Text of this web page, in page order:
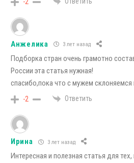
Анжелика 3 лет назад
Подборка стран очень грамотно
России эта статья нужная!
спасибо,пока что с мужем склоняемся
-2 Ответить
Ирина 3 лет назад
Интересная и полезная статья для